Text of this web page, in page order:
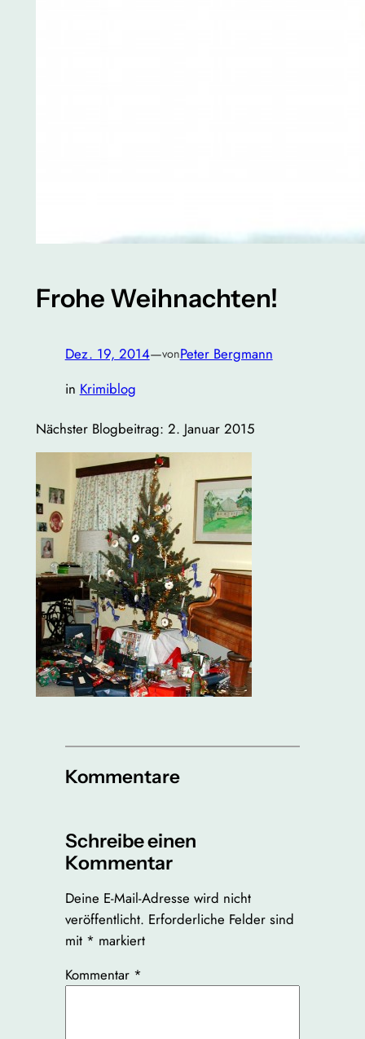
Frohe Weihnachten!
Dez. 19, 2014—vonPeter Bergmann
in Krimiblog
Nächster Blogbeitrag: 2. Januar 2015
Kommentare
Schreibe einen
Kommentar
Deine E-Mail-Adresse wird nicht
veröffentlicht. Erforderliche Felder sind
mit * markiert
Kommentar *